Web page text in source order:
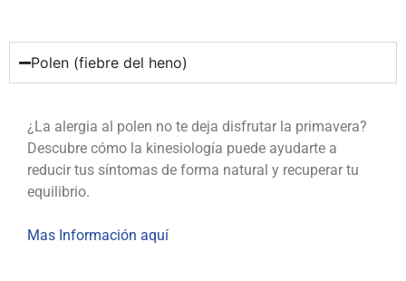
Polen (fiebre del heno)
¿La alergia al polen no te deja disfrutar la primavera?
Descubre cómo la kinesiología puede ayudarte a
reducir tus síntomas de forma natural y recuperar tu
equilibrio.
Mas Información aquí